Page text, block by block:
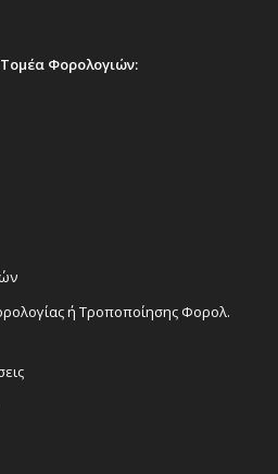
Φορολογιών:
ή Τροποποίησης Φορολ.